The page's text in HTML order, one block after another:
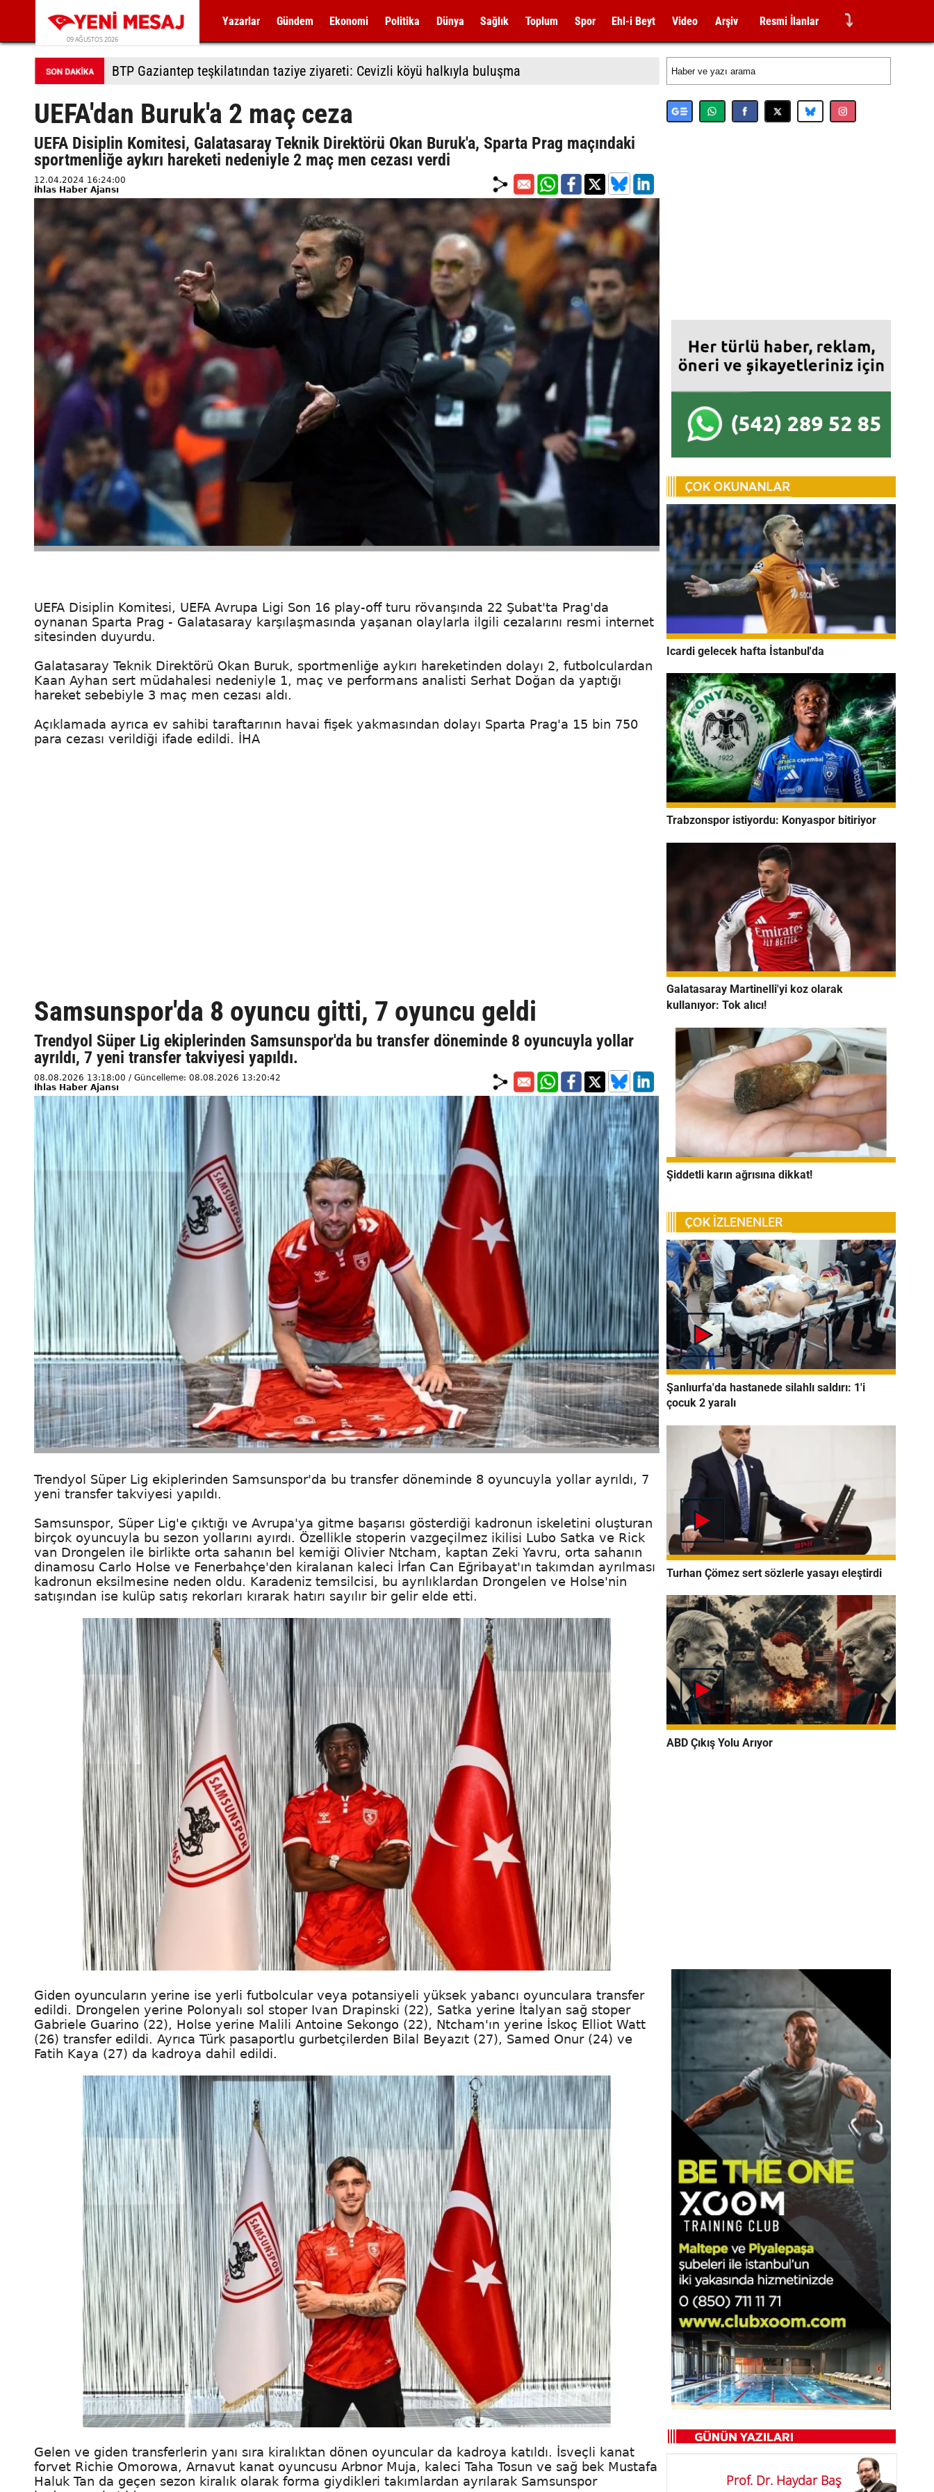
09 AĞUSTOS 2026
Yazarlar Gündem Ekonomi Politika Dünya Sağlık Toplum Spor Ehl-i Beyt Video Arşiv Resmi İlanlar ⤵
BTP Gaziantep teşkilatından taziye ziyareti: Cevizli köyü halkıyla buluşma
UEFA'dan Buruk'a 2 maç ceza
UEFA Disiplin Komitesi, Galatasaray Teknik Direktörü Okan Buruk'a, Sparta Prag maçındaki
sportmenliğe aykırı hareketi nedeniyle 2 maç men cezası verdi
12.04.2024 16:24:00
İhlas Haber Ajansı
UEFA Disiplin Komitesi, UEFA Avrupa Ligi Son 16 play-off turu rövanşında 22 Şubat'ta Prag'da
oynanan Sparta Prag - Galatasaray karşılaşmasında yaşanan olaylarla ilgili cezalarını resmi internet
sitesinden duyurdu.
Galatasaray Teknik Direktörü Okan Buruk, sportmenliğe aykırı hareketinden dolayı 2, futbolculardan
Kaan Ayhan sert müdahalesi nedeniyle 1, maç ve performans analisti Serhat Doğan da yaptığı
hareket sebebiyle 3 maç men cezası aldı.
Açıklamada ayrıca ev sahibi taraftarının havai fişek yakmasından dolayı Sparta Prag'a 15 bin 750
para cezası verildiği ifade edildi. İHA
Samsunspor'da 8 oyuncu gitti, 7 oyuncu geldi
Trendyol Süper Lig ekiplerinden Samsunspor'da bu transfer döneminde 8 oyuncuyla yollar
ayrıldı, 7 yeni transfer takviyesi yapıldı.
08.08.2026 13:18:00 / Güncelleme: 08.08.2026 13:20:42
İhlas Haber Ajansı
Trendyol Süper Lig ekiplerinden Samsunspor'da bu transfer döneminde 8 oyuncuyla yollar ayrıldı, 7
yeni transfer takviyesi yapıldı.
Samsunspor, Süper Lig'e çıktığı ve Avrupa'ya gitme başarısı gösterdiği kadronun iskeletini oluşturan
birçok oyuncuyla bu sezon yollarını ayırdı. Özellikle stoperin vazgeçilmez ikilisi Lubo Satka ve Rick
van Drongelen ile birlikte orta sahanın bel kemiği Olivier Ntcham, kaptan Zeki Yavru, orta sahanın
dinamosu Carlo Holse ve Fenerbahçe'den kiralanan kaleci İrfan Can Eğribayat'ın takımdan ayrılması
kadronun eksilmesine neden oldu. Karadeniz temsilcisi, bu ayrılıklardan Drongelen ve Holse'nin
satışından ise kulüp satış rekorları kırarak hatırı sayılır bir gelir elde etti.
Giden oyuncuların yerine ise yerli futbolcular veya potansiyeli yüksek yabancı oyunculara transfer
edildi. Drongelen yerine Polonyalı sol stoper Ivan Drapinski (22), Satka yerine İtalyan sağ stoper
Gabriele Guarino (22), Holse yerine Malili Antoine Sekongo (22), Ntcham'ın yerine İskoç Elliot Watt
(26) transfer edildi. Ayrıca Türk pasaportlu gurbetçilerden Bilal Beyazıt (27), Samed Onur (24) ve
Fatih Kaya (27) da kadroya dahil edildi.
Gelen ve giden transferlerin yanı sıra kiralıktan dönen oyuncular da kadroya katıldı. İsveçli kanat
forvet Richie Omorowa, Arnavut kanat oyuncusu Arbnor Muja, kaleci Taha Tosun ve sağ bek Mustafa
Haluk Tan da geçen sezon kiralık olarak forma giydikleri takımlardan ayrılarak Samsunspor
Icardi gelecek hafta İstanbul'da
Trabzonspor istiyordu: Konyaspor bitiriyor
Galatasaray Martinelli'yi koz olarak
kullanıyor: Tok alıcı!
Şiddetli karın ağrısına dikkat!
Şanlıurfa'da hastanede silahlı saldırı: 1'i
çocuk 2 yaralı
Turhan Çömez sert sözlerle yasayı eleştirdi
ABD Çıkış Yolu Arıyor
Prof. Dr. Haydar Baş